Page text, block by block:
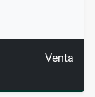
Venta